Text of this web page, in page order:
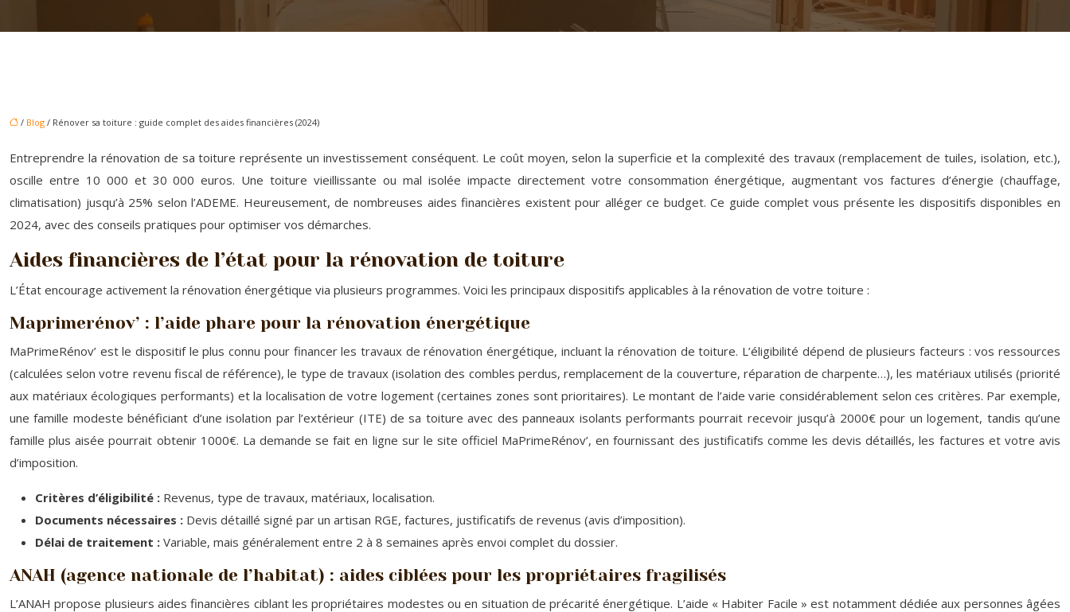
/ Blog / Rénover sa toiture : guide complet des aides financières (2024)
Entreprendre la rénovation de sa toiture représente un investissement conséquent. Le coût moyen, selon la superficie et la complexité des travaux (remplacement de tuiles, isolation, etc.),
oscille entre 10 000 et 30 000 euros. Une toiture vieillissante ou mal isolée impacte directement votre consommation énergétique, augmentant vos factures d’énergie (chauffage,
climatisation) jusqu’à 25% selon l’ADEME. Heureusement, de nombreuses aides financières existent pour alléger ce budget. Ce guide complet vous présente les dispositifs disponibles en
2024, avec des conseils pratiques pour optimiser vos démarches.
Aides financières de l’état pour la rénovation de toiture
L’État encourage activement la rénovation énergétique via plusieurs programmes. Voici les principaux dispositifs applicables à la rénovation de votre toiture :
Maprimerénov’ : l’aide phare pour la rénovation énergétique
MaPrimeRénov’ est le dispositif le plus connu pour financer les travaux de rénovation énergétique, incluant la rénovation de toiture. L’éligibilité dépend de plusieurs facteurs : vos ressources
(calculées selon votre revenu fiscal de référence), le type de travaux (isolation des combles perdus, remplacement de la couverture, réparation de charpente…), les matériaux utilisés (priorité
aux matériaux écologiques performants) et la localisation de votre logement (certaines zones sont prioritaires). Le montant de l’aide varie considérablement selon ces critères. Par exemple,
une famille modeste bénéficiant d’une isolation par l’extérieur (ITE) de sa toiture avec des panneaux isolants performants pourrait recevoir jusqu’à 2000€ pour un logement, tandis qu’une
famille plus aisée pourrait obtenir 1000€. La demande se fait en ligne sur le site officiel MaPrimeRénov’, en fournissant des justificatifs comme les devis détaillés, les factures et votre avis
d’imposition.
Critères d’éligibilité : Revenus, type de travaux, matériaux, localisation.
Documents nécessaires : Devis détaillé signé par un artisan RGE, factures, justificatifs de revenus (avis d’imposition).
Délai de traitement : Variable, mais généralement entre 2 à 8 semaines après envoi complet du dossier.
ANAH (agence nationale de l’habitat) : aides ciblées pour les propriétaires fragilisés
L’ANAH propose plusieurs aides financières ciblant les propriétaires modestes ou en situation de précarité énergétique. L’aide « Habiter Facile » est notamment dédiée aux personnes âgées